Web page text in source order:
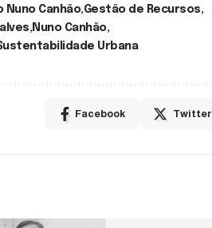
Nuno Canhão Gestão de Recursos
Nuno Canhão
Urbana
Facebook Twitter